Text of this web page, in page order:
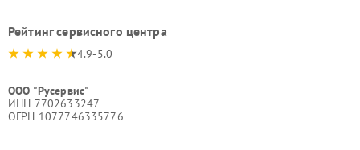
Рейтинг сервисного центра
4.9-5.0
ООО "Русервис"
ИНН 7702633247
ОГРН 1077746335776